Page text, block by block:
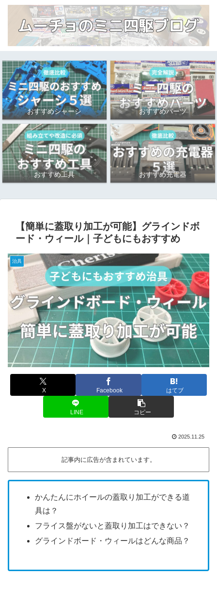
おすすめシャーシ おすすめパーツ
おすすめ工具 おすすめ充電器
【簡単に蓋取り加工が可能】グラインドボ
ード・ウィール｜子どもにもおすすめ
治具
X Facebook はてブ
LINE コピー
2025.11.25
記事内に広告が含まれています。
かんたんにホイールの蓋取り加工ができる道
具は？
フライス盤がないと蓋取り加工はできない？
グラインドボード・ウィールはどんな商品？